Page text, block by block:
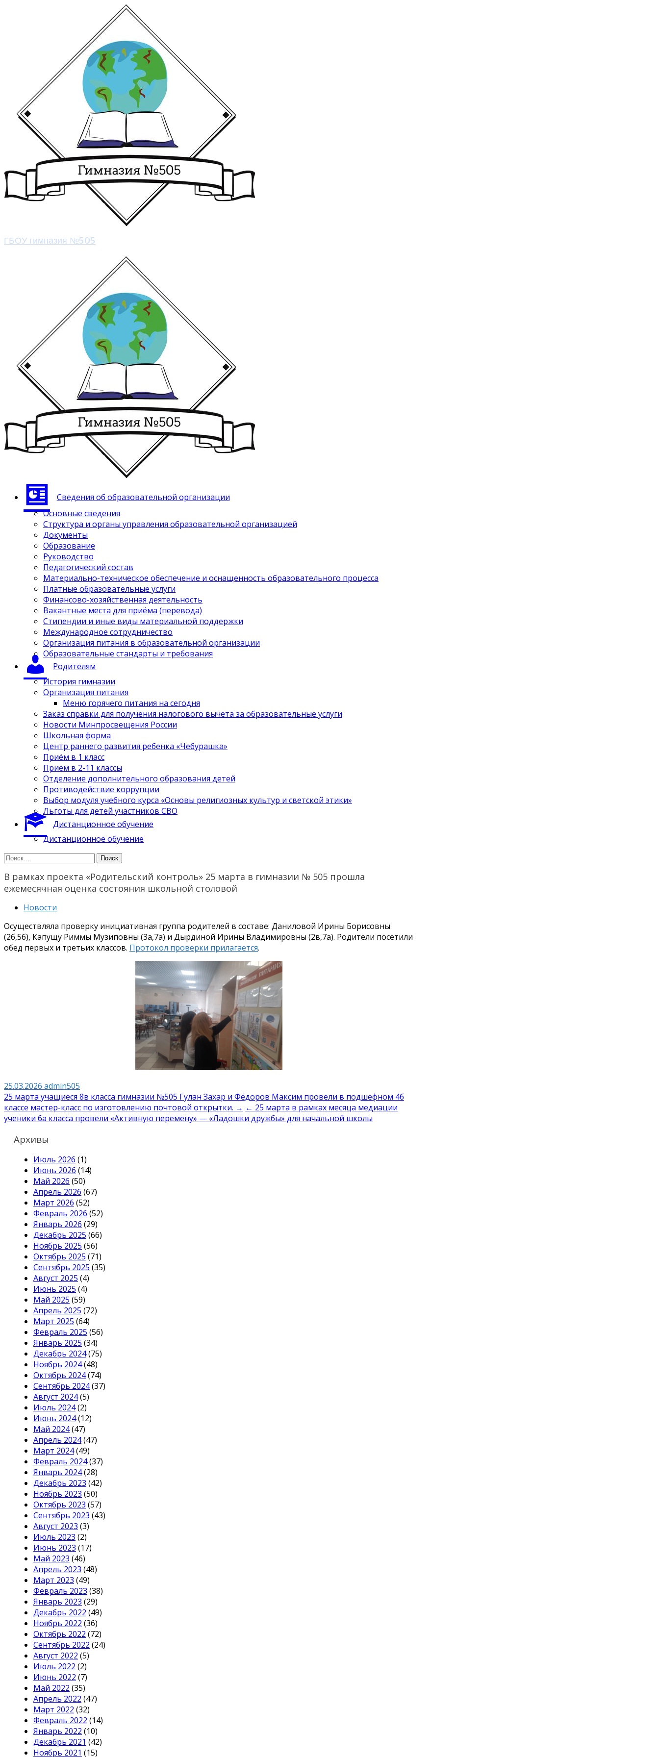
ГБОУ гимназия №505
Сведения об образовательной организации
Основные сведения
Структура и органы управления образовательной организацией
Документы
Образование
Руководство
Педагогический состав
Материально-техническое обеспечение и оснащенность образовательного процесса
Платные образовательные услуги
Финансово-хозяйственная деятельность
Вакантные места для приёма (перевода)
Стипендии и иные виды материальной поддержки
Международное сотрудничество
Организация питания в образовательной организации
Образовательные стандарты и требования
Родителям
История гимназии
Организация питания
Меню горячего питания на сегодня
Заказ справки для получения налогового вычета за образовательные услуги
Новости Минпросвещения России
Школьная форма
Центр раннего развития ребенка «Чебурашка»
Приём в 1 класс
Приём в 2-11 классы
Отделение дополнительного образования детей
Противодействие коррупции
Выбор модуля учебного курса «Основы религиозных культур и светской этики»
Льготы для детей участников СВО
Дистанционное обучение
Дистанционное обучение
Найти:
В рамках проекта «Родительский контроль» 25 марта в гимназии № 505 прошла
ежемесячная оценка состояния школьной столовой
Новости
Осуществляла проверку инициативная группа родителей в составе: Даниловой Ирины Борисовны
(2б,5б), Капущу Риммы Музиповны (3а,7а) и Дырдиной Ирины Владимировны (2в,7а). Родители посетили
обед первых и третьих классов. Протокол проверки прилагается.
25.03.2026 admin505
Навигация
по
записям
25 марта учащиеся 8в класса гимназии №505 Гулан Захар и Фёдоров Максим провели в подшефном 4б
классе мастер-класс по изготовлению почтовой открытки. → ← 25 марта в рамках месяца медиации
ученики 6а класса провели «Активную перемену» — «Ладошки дружбы» для начальной школы
Архивы
Июль 2026 (1)
Июнь 2026 (14)
Май 2026 (50)
Апрель 2026 (67)
Март 2026 (52)
Февраль 2026 (52)
Январь 2026 (29)
Декабрь 2025 (66)
Ноябрь 2025 (56)
Октябрь 2025 (71)
Сентябрь 2025 (35)
Август 2025 (4)
Июнь 2025 (4)
Май 2025 (59)
Апрель 2025 (72)
Март 2025 (64)
Февраль 2025 (56)
Январь 2025 (34)
Декабрь 2024(75)
Ноябрь 2024(48)
Октябрь 2024(74)
Сентябрь 2024(37)
Август 2024(5)
Июль 2024(2)
Июнь 2024(12)
Май 2024(47)
Апрель 2024(47)
Март 2024(49)
Февраль 2024(37)
Январь 2024(28)
Декабрь 2023 (42)
Ноябрь 2023 (50)
Октябрь 2023 (57)
Сентябрь 2023 (43)
Август 2023 (3)
Июль 2023 (2)
Июнь 2023 (17)
Май 2023 (46)
Апрель 2023 (48)
Март 2023 (49)
Февраль 2023 (38)
Январь 2023 (29)
Декабрь 2022 (49)
Ноябрь 2022 (36)
Октябрь 2022 (72)
Сентябрь 2022 (24)
Август 2022 (5)
Июль 2022 (2)
Июнь 2022 (7)
Май 2022 (35)
Апрель 2022 (47)
Март 2022 (32)
Февраль 2022 (14)
Январь 2022 (10)
Декабрь 2021 (42)
Ноябрь 2021 (15)